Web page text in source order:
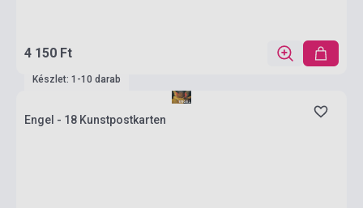
4 150 Ft
Készlet: 1-10 darab
Engel - 18 Kunstpostkarten